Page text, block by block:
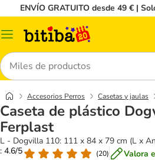
ENVÍO GRATUITO desde 49 € |
Menú
Buscar
Accesorios Perros Casetas y jaulas
Caseta de plástico
Ferplast
L - Dogvilla 110: 111 x 84 x 79 cm (L x
: 4.6/5
(20) Valora